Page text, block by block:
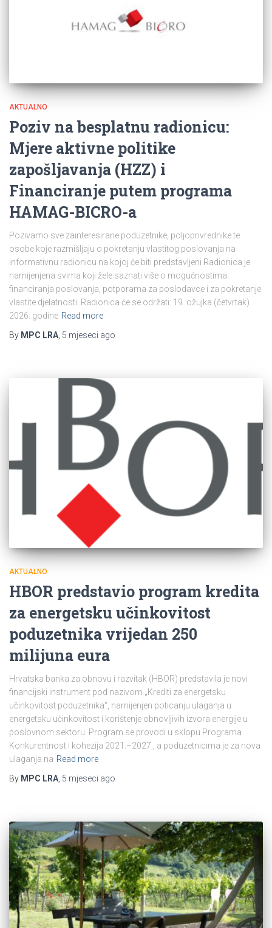
AKTUALNO
Poziv na besplatnu radionicu:
Mjere aktivne politike
zapošljavanja (HZZ) i
Financiranje putem programa
HAMAG-BICRO-a
Pozivamo sve zainteresirane poduzetnike, poljoprivrednike te
osobe koje razmišljaju o pokretanju vlastitog poslovanja na
informativnu radionicu na kojoj će biti predstavljeni Radionica je
namijenjena svima koji žele saznati više o mogućnostima
financiranja poslovanja, potporama za poslodavce i za pokretanje
vlastite djelatnosti. Radionica će se održati: 19. ožujka (četvrtak)
2026. godine Read more
By MPC LRA 5 mjeseci ago
AKTUALNO
HBOR predstavio program kredita
za energetsku učinkovitost
poduzetnika vrijedan 250
milijuna eura
Hrvatska banka za obnovu i razvitak (HBOR) predstavila je novi
financijski instrument pod nazivom „Krediti za energetsku
učinkovitost poduzetnika“, namijenjen poticanju ulaganja u
energetsku učinkovitost i korištenje obnovljivih izvora energije u
poslovnom sektoru. Program se provodi u sklopu Programa
Konkurentnost i kohezija 2021.–2027., a poduzetnicima je za nova
ulaganja na Read more
By MPC LRA 5 mjeseci ago